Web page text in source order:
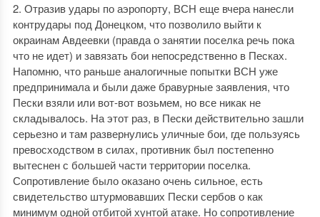
2. Отразив удары по аэропорту, ВСН еще вчера нанесли
контрудары под Донецком, что позволило выйти к
окраинам Авдеевки (правда о занятии поселка речь пока
что не идет) и завязать бои непосредственно в Песках.
Напомню, что раньше аналогичные попытки ВСН уже
предпринимала и были даже бравурные заявления, что
Пески взяли или вот-вот возьмем, но все никак не
складывалось. На этот раз, в Пески действительно зашли
серьезно и там развернулись уличные бои, где пользуясь
превосходством в силах, противник был постепенно
вытеснен с большей части территории поселка.
Сопротивление было оказано очень сильное, есть
свидетельство штурмовавших Пески сербов о как
минимум одной отбитой хунтой атаке. Но сопротивление